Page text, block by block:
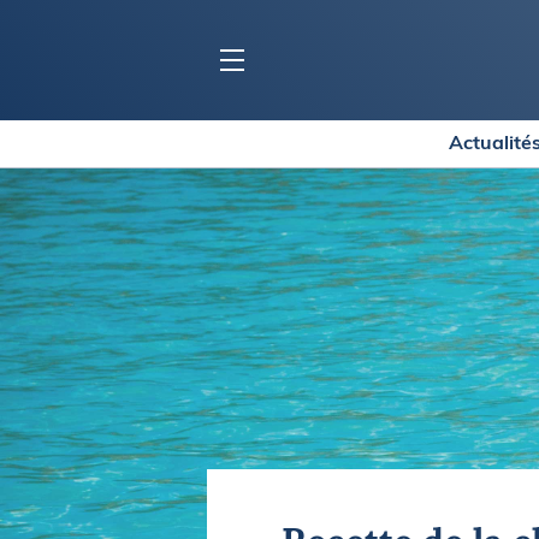
BLOC MARINE
Ports
Carnets de voyage
Dossiers de la rédaction
Collection Bloc Marine
Application Bloc Marine
Règlementation
BATEAUX